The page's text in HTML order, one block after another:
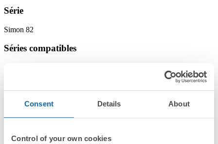
Consent Details About
Control of your own cookies
Série
Simon 82
Séries compatibles
Sélectionné :Graphite